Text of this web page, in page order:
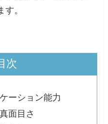
。
次
ーション能力
面目さ